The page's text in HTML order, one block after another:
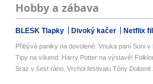
Hobby a zábava
BLESK Tlapky Divoký kačer Netflix
Přibývá paniky na dovolené: Vnuka paní Soni
Tipy na víkend: Harry Potter na výstavě!
Sraz v šest ráno. Vrchol festivalu Tóny